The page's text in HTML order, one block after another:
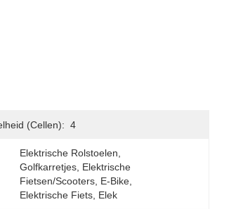
(cellen): 4
Elektrische Rolstoelen,
Golfkarretjes, Elektrische
Fietsen/scooters, E-Bike,
Elektrische Fiets, Elek